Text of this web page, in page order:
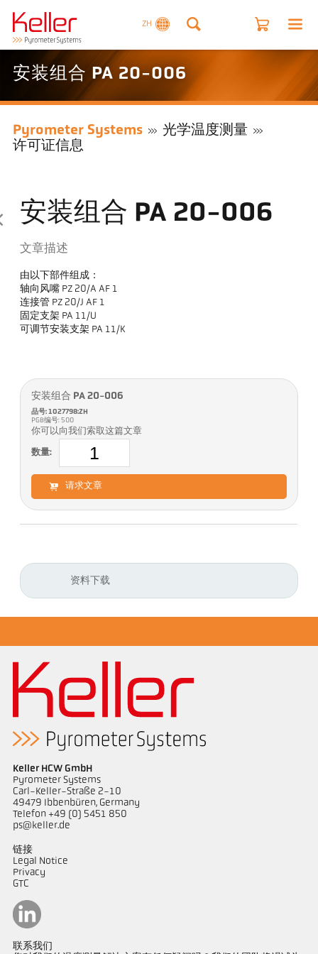
ZH
安装组合 PA 20-006
Pyrometer Systems
光学温度测量
许可证信息
安装组合 PA 20-006
文章描述
由以下部件组成：
轴向风嘴 PZ 20/A AF 1
连接管 PZ 20/J AF 1
固定支架 PA 11/U
可调节安装支架 PA 11/K
安装组合 PA 20-006
品号: 1027798:ZH
PGB编号: 500
你可以向我们索取这篇文章
数量:
请求文章
资料下载
Keller HCW GmbH
Pyrometer Systems
Carl-Keller-Straße 2-10
49479 Ibbenbüren, Germany
Telefon +49 (0) 5451 850
ps@keller.de
链接
Legal Notice
Privacy
GTC
联系我们